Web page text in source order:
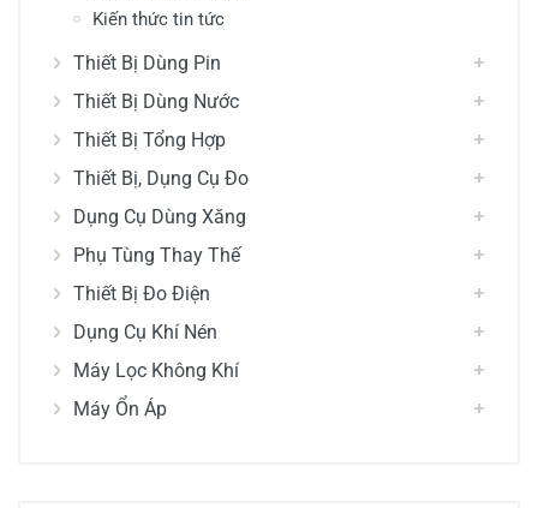
Kiến thức tin tức
Thiết Bị Dùng Pin
Thiết Bị Dùng Nước
Thiết Bị Tổng Hợp
Thiết Bị, Dụng Cụ Đo
Dụng Cụ Dùng Xăng
Phụ Tùng Thay Thế
Thiết Bị Đo Điện
Dụng Cụ Khí Nén
Máy Lọc Không Khí
Máy Ổn Áp